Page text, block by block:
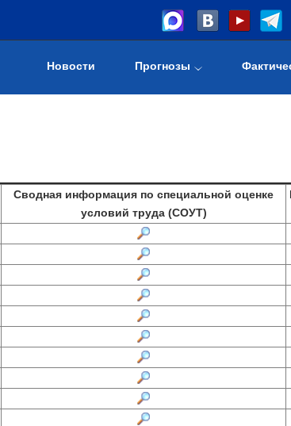
Новости Прогнозы
Cводная информация по специальной оценке
условий труда (СОУТ)